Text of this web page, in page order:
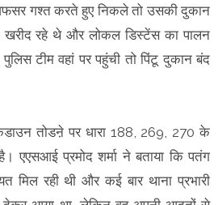
गश्त करते हुए निकले तो उसकी दुकान
रहे थे और लोकल डिस्टेंस का पालन
टीम वहां पर पहुंची तो पिंटू दुकान बंद
तोडऩे पर धारा 188, 269, 270 के
एएसआई प्रमोद शर्मा ने बताया कि पतंग
मिल रही थी और कई बार थाना प्रभारी